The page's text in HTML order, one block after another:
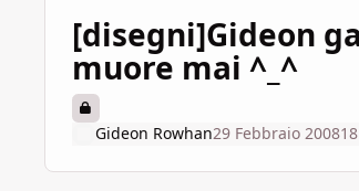
[disegni]Gideon
muore mai ^_^
Gideon Rowhan29 Febbraio 2008